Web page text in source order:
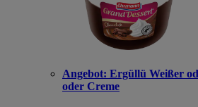
Angebot: Ergüllü Weißer
oder Creme